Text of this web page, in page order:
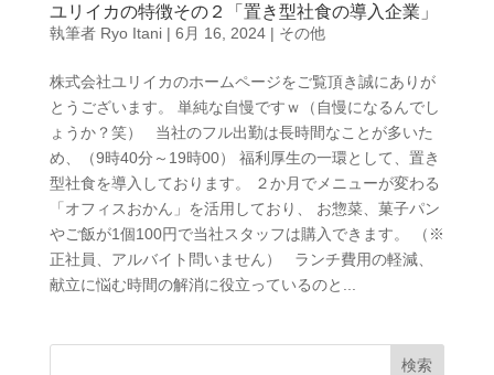
ユリイカの特徴その２「置き型社食の導入企業」
執筆者 Ryo Itani| 6月 16, 2024| その他
株式会社ユリイカのホームページをご覧頂き誠にありが
とうございます。 単純な自慢ですｗ（自慢になるんでし
ょうか？笑） 当社のフル出勤は長時間なことが多いた
め、（9時40分～19時00） 福利厚生の一環として、置き
型社食を導入しております。 ２か月でメニューが変わる
「オフィスおかん」を活用しており、 お惣菜、菓子パン
やご飯が1個100円で当社スタッフは購入できます。 （※
正社員、アルバイト問いません） ランチ費用の軽減、
献立に悩む時間の解消に役立っているのと...
検索